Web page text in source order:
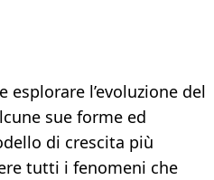
esplorare l’evoluzione del
sue forme ed
di crescita più
tutti i fenomeni che